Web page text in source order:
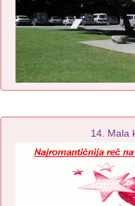
14. Mala